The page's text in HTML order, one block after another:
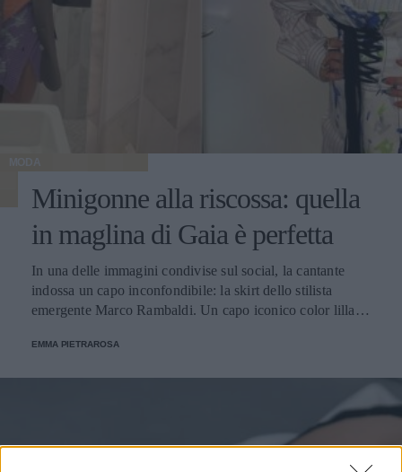
MODA
Minigonne alla riscossa: quella
in maglina di Gaia è perfetta
In una delle immagini condivise sul social, la cantante
indossa un capo inconfondibile: la skirt dello stilista
emergente Marco Rambaldi. Un capo iconico color lilla
summer 2022.
EMMA PIETRAROSA